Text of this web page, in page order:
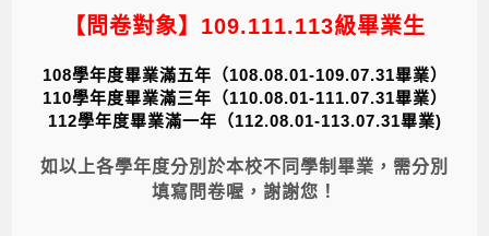
【問卷對象】109.111.113級畢業生
108學年度畢業滿五年（108.08.01-109.07.31畢業）
110學年度畢業滿三年（110.08.01-111.07.31畢業）
112學年度畢業滿一年（112.08.01-113.07.31畢業)
如以上各學年度分別於本校不同學制畢業，需分別
填寫問卷喔，謝謝您！